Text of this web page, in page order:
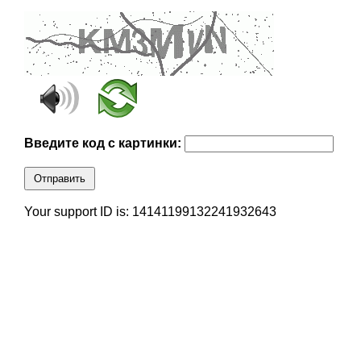
Введите код с картинки:
Отправить
Your support ID is: 14141199132241932643